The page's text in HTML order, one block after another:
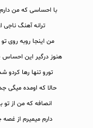
با احساسی که من
ترانه آهنگ ناجی
من اینجا روبه روی
هنوز درگیر این
تورو تنها رها
حالا که اومده میگی
انصافه که من از تو
دارم میمیرم از غصه